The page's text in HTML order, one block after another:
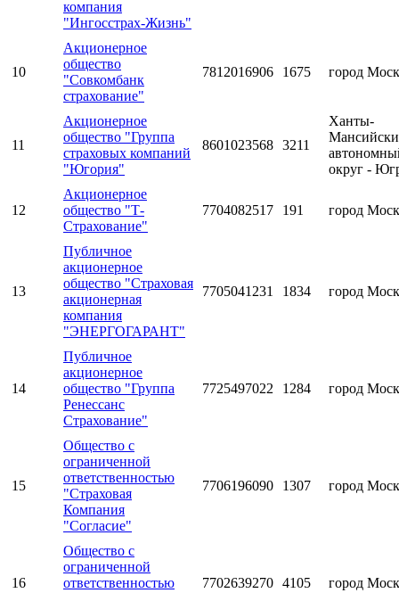
компания
"Ингосстрах-Жизнь"
10
Акционерное
общество
"Совкомбанк
страхование"
7812016906 1675 город
11
Акционерное
общество "Группа
страховых компаний
"Югория"
8601023568 3211
Ханты-
округ -
12
Акционерное
общество "Т-
Страхование"
7704082517 191 город
13
Публичное
акционерное
общество "Страховая
акционерная
компания
"ЭНЕРГОГАРАНТ"
7705041231 1834 город
14
Публичное
акционерное
общество "Группа
Ренессанс
Страхование"
7725497022 1284 город
15
Общество с
ограниченной
ответственностью
"Страховая
Компания
"Согласие"
7706196090 1307 город
16
Общество с
ограниченной
ответственностью
7702639270 4105 город